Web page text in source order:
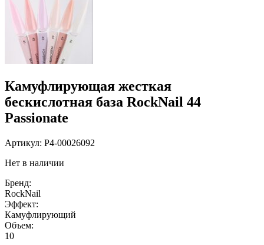
Камуфлирующая жесткая
бескислотная база RockNail 44
Passionate
Артикул: P4-00026092
Нет в наличии
Бренд:
RockNail
Эффект:
Камуфлирующий
Объем:
10